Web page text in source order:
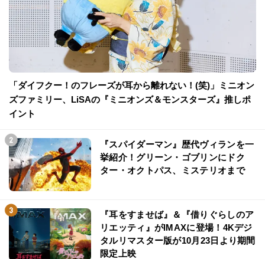
「ダイフクー！のフレーズが耳から離れない！(笑)」ミニオン
ズファミリー、LiSAの『ミニオンズ＆モンスターズ』推しポ
イント
『スパイダーマン』歴代ヴィランを一
挙紹介！グリーン・ゴブリンにドク
ター・オクトパス、ミステリオまで
『耳をすませば』＆『借りぐらしのア
リエッティ』がIMAXに登場！4Kデジ
タルリマスター版が10月23日より期間
限定上映